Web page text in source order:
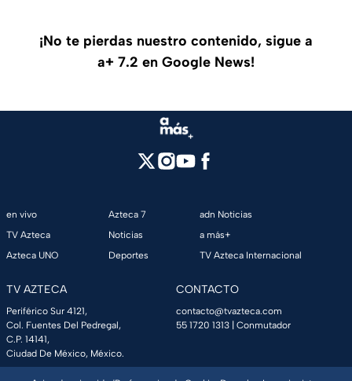
¡No te pierdas nuestro contenido, sigue a
a+ 7.2 en Google News!
en vivo
TV Azteca
Azteca UNO
Azteca 7
Noticias
Deportes
adn Noticias
a más+
TV Azteca Internacional
TV AZTECA
Periférico Sur 4121,
Col. Fuentes Del Pedregal,
C.P. 14141,
Ciudad De México, México.
CONTACTO
contacto@tvazteca.com
55 1720 1313 | Conmutador